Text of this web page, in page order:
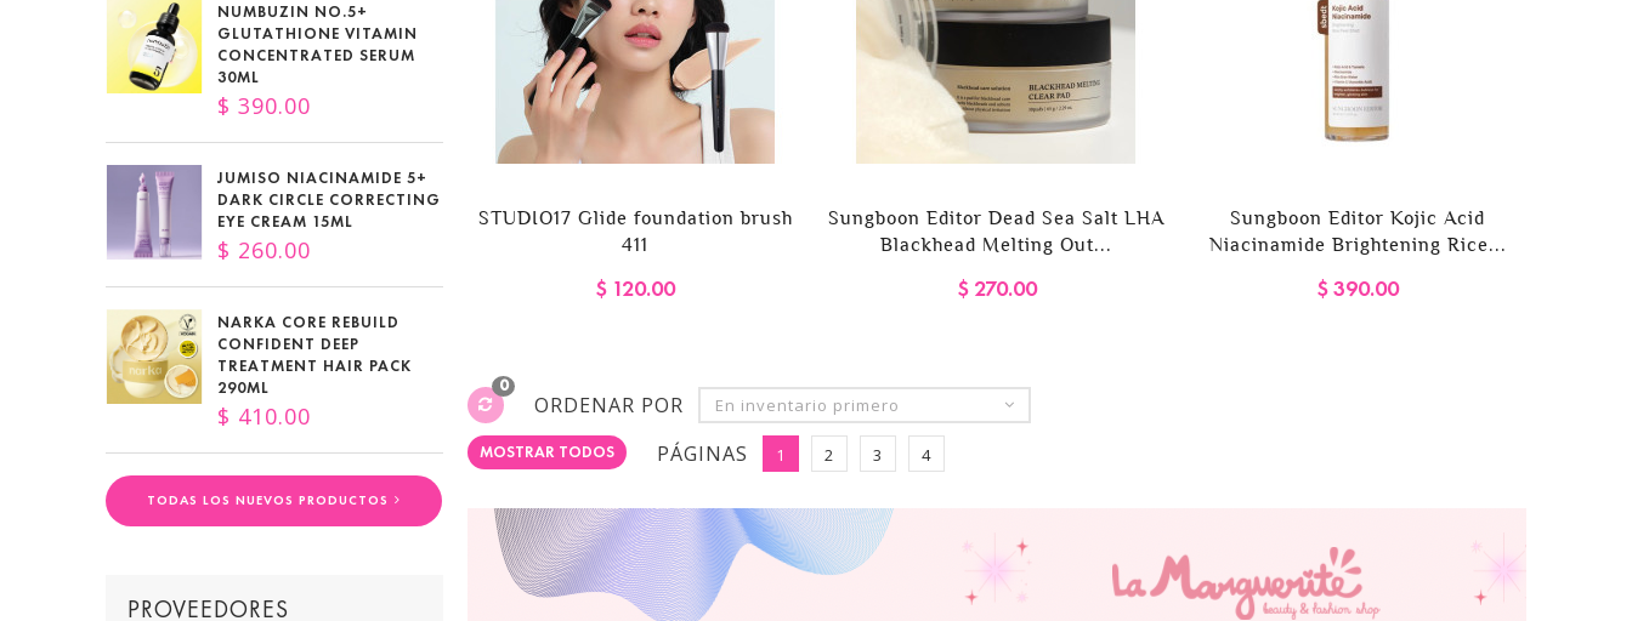
NUMBUZIN NO.5+
GLUTATHIONE VITAMIN
CONCENTRATED SERUM
30ML
$ 390.00
JUMISO NIACINAMIDE 5+
DARK CIRCLE CORRECTING
EYE CREAM 15ML
$ 260.00
NARKA CORE REBUILD
CONFIDENT DEEP
TREATMENT HAIR PACK
290ML
$ 410.00
TODAS LOS NUEVOS PRODUCTOS
PROVEEDORES
STUDIO17 Glide foundation brush
411
$ 120.00
Sungboon Editor Dead Sea Salt LHA
Blackhead Melting Out...
$ 270.00
Sungboon Editor Kojic Acid
Niacinamide Brightening Rice...
$ 390.00
0
ORDENAR POR En inventario primero
MOSTRAR TODOS PÁGINAS 1 2 3 4